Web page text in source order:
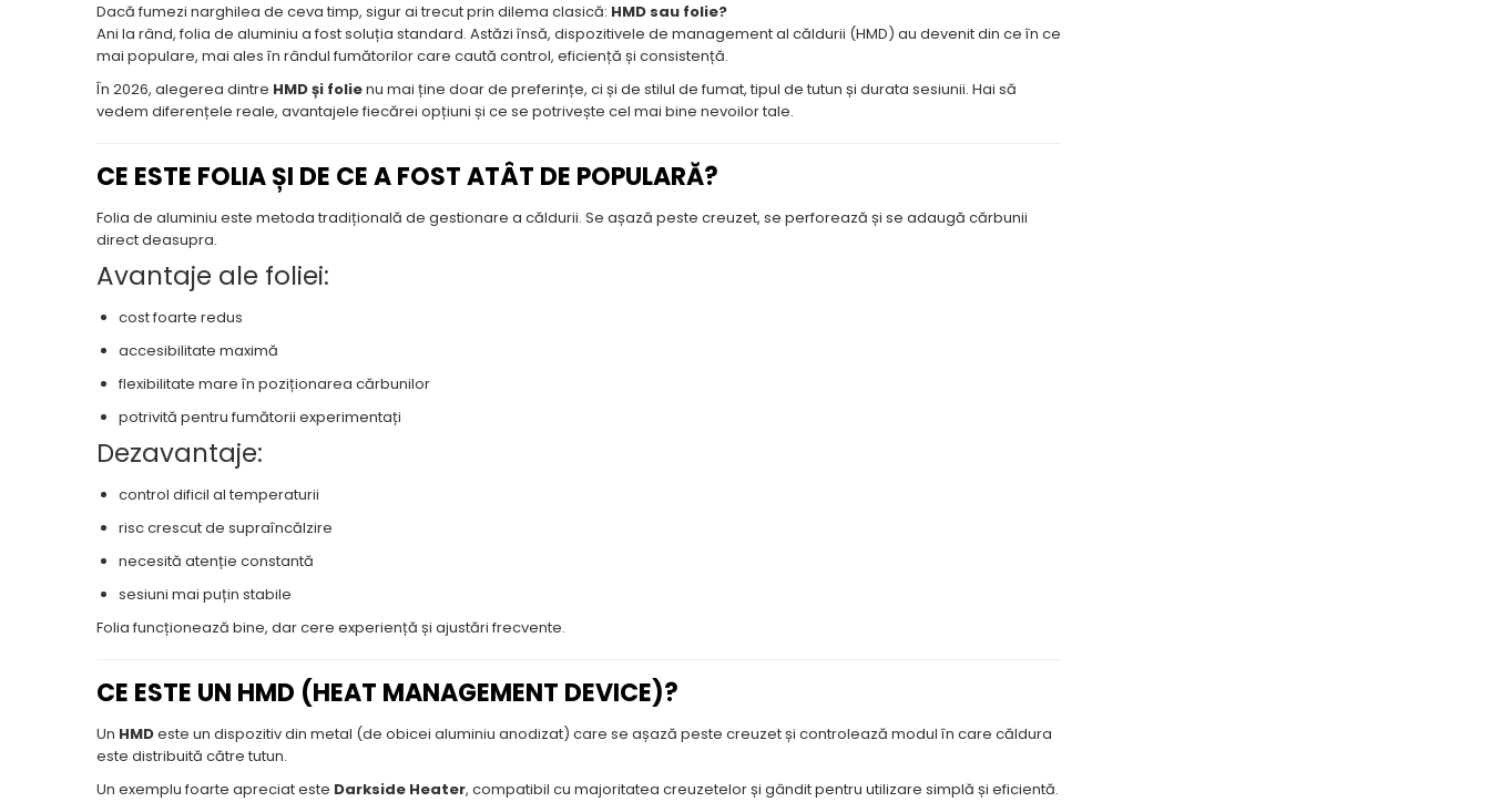
Dacă fumezi narghilea de ceva timp, sigur ai trecut prin dilema clasică: HMD sau folie?
Ani la rând, folia de aluminiu a fost soluția standard. Astăzi însă, dispozitivele de management al căldurii (HMD) au devenit din ce în ce
mai populare, mai ales în rândul fumătorilor care caută control, eficiență și consistență.
În 2026, alegerea dintre HMD și folienu mai ține doar de preferințe, ci și de stilul de fumat, tipul de tutun și durata sesiunii. Hai să
vedem diferențele reale, avantajele fiecărei opțiuni și ce se potrivește cel mai bine nevoilor tale.
CE ESTE FOLIA ȘI DE CE A FOST ATÂT DE POPULARĂ?
Folia de aluminiu este metoda tradițională de gestionare a căldurii. Se așază peste creuzet, se perforează și se adaugă cărbunii
direct deasupra.
Avantaje ale foliei:
cost foarte redus
accesibilitate maximă
flexibilitate mare în poziționarea cărbunilor
potrivită pentru fumătorii experimentați
Dezavantaje:
control dificil al temperaturii
risc crescut de supraîncălzire
necesită atenție constantă
sesiuni mai puțin stabile
Folia funcționează bine, dar cere experiență și ajustări frecvente.
CE ESTE UN HMD (HEAT MANAGEMENT DEVICE)?
Un HMDeste un dispozitiv din metal (de obicei aluminiu anodizat) care se așază peste creuzet și controlează modul în care căldura
este distribuită către tutun.
Un exemplu foarte apreciat este Darkside Heater, compatibil cu majoritatea creuzetelor și gândit pentru utilizare simplă și eficientă.